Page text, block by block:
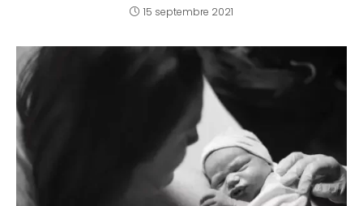
15 septembre 2021